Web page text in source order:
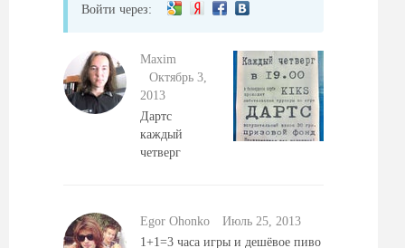
Войти через:
Maxim
Октябрь 3,
2013
Дартс
каждый
четверг
Egor Ohonko
Июль 25, 2013
1+1=3 часа игры и дешёвое пиво